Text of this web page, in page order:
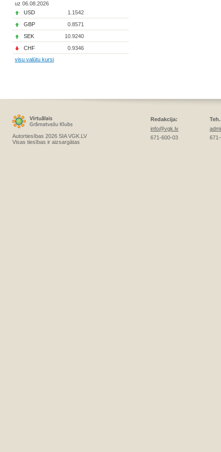
uz 06.08.2026
USD
1.1542
GBP
0.8571
SEK
10.9240
CHF
0.9346
visu valūtu kursi
Autortiesības 2026 SIA VGK.LV
Visas tiesības ir aizsargātas
Redakcija:
info@vgk.lv
671-600-03